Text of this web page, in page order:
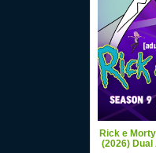
Rick e
(2026) Dual